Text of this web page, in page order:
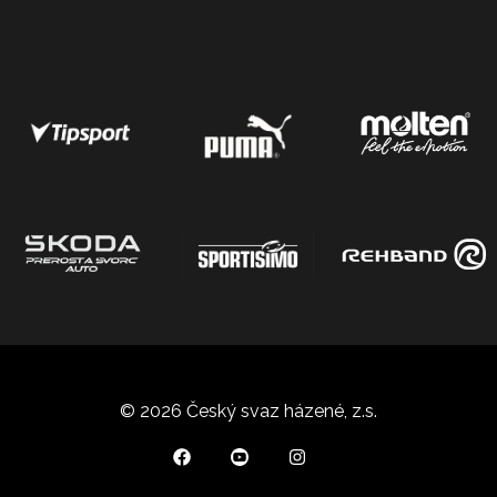
© 2026 Český svaz házené, z.s.